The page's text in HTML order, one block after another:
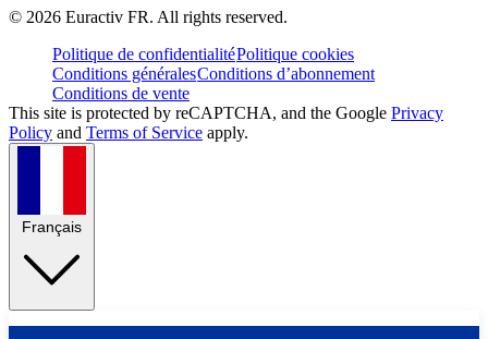
© 2026 Euractiv FR. All rights reserved.
Politique de confidentialitéPolitique cookies
Conditions généralesConditions d’abonnement
Conditions de vente
This site is protected by reCAPTCHA, and the Google Privacy
Policy and Terms of Service apply.
Français